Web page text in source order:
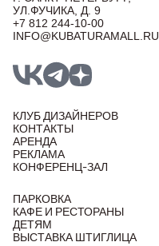
УЛ.ФУЧИКА, Д. 9
+7 812 244-10-00
INFO@KUBATURAMALL.RU
КЛУБ ДИЗАЙНЕРОВ
КОНТАКТЫ
АРЕНДА
РЕКЛАМА
КОНФЕРЕНЦ-ЗАЛ
ПАРКОВКА
КАФЕ И РЕСТОРАНЫ
ДЕТЯМ
ВЫСТАВКА ШТИГЛИЦА